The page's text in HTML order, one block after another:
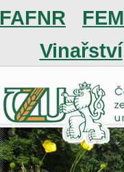
FAFNR FEM
Vinařství